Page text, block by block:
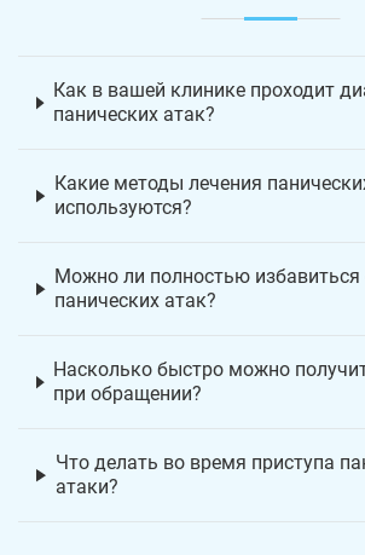
Как в вашей клинике проходит
панических атак?
Какие методы лечения
используются?
Можно ли полностью избавиться
панических атак?
Насколько быстро можно
при обращении?
Что делать во время приступа
атаки?